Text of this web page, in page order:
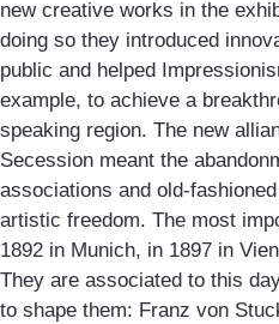
new creative works in the
doing so they introduced
public and helped
example, to achieve a
speaking region. The new
Secession meant the
associations and old-
artistic freedom. The most
1892 in Munich, in 1897 in
They are associated to this
to shape them: Franz von